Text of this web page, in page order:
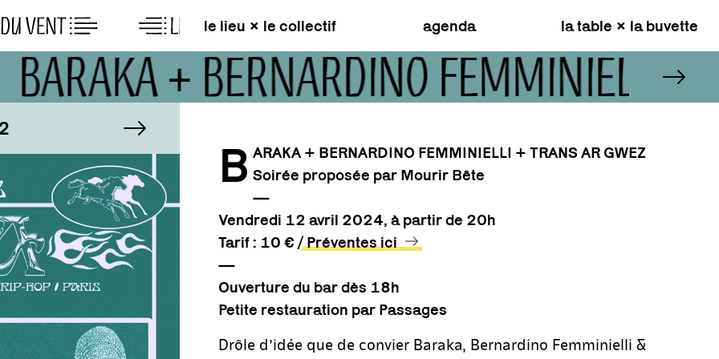
le lieu × le collectif agenda la table × la buvette
BARAKA + BERNARDINO FEMMINIELLI
B ARAKA + BERNARDINO FEMMINIELLI + TRANS AR GWEZ
Soirée proposée par Mourir Bête
—
Vendredi 12 avril 2024, à partir de 20h
Tarif : 10 € /Préventes ici
—
Ouverture du bar dès 18h
Petite restauration par Passages
Drôle d’idée que de convier Baraka, Bernardino Femminielli &
IMAGE
1/2
IMAGE
1/2